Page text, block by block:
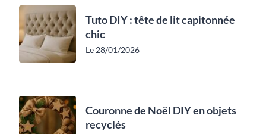
Tuto DIY : tête de lit capitonnée
chic
Le 28/01/2026
Couronne de Noël DIY en objets
recyclés